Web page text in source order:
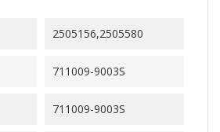
2505156,2505580
711009-9003S
711009-9003S